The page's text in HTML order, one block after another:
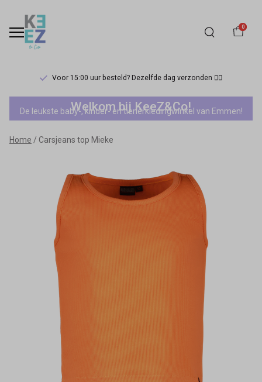
0
Voor 15:00 uur besteld? Dezelfde dag verzonden 🏃‍♀️
Carsjeans
top
Mieke
Keez&Co
Welkom bij KeeZ&Co!
De leukste baby-, kinder- en tienerkledingwinkel van Emmen!
Home Carsjeans top Mieke